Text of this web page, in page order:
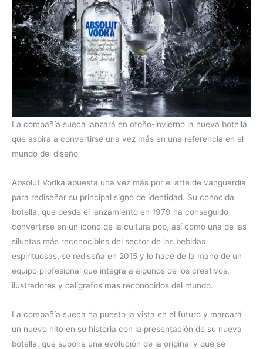
La compañía sueca lanzará en otoño-invierno la nueva botella
que aspira a convertirse una vez más en una referencia en el
mundo del diseño
Absolut Vodka apuesta una vez más por el arte de vanguardia
para rediseñar su principal signo de identidad. Su conocida
botella, que desde el lanzamiento en 1979 ha conseguido
convertirse en un icono de la cultura pop, así como una de las
siluetas más reconocibles del sector de las bebidas
espirituosas, se rediseña en 2015 y lo hace de la mano de un
equipo profesional que integra a algunos de los creativos,
ilustradores y calígrafos más reconocidos del mundo.
La compañía sueca ha puesto la vista en el futuro y marcará
un nuevo hito en su historia con la presentación de su nueva
botella, que supone una evolución de la original y que se